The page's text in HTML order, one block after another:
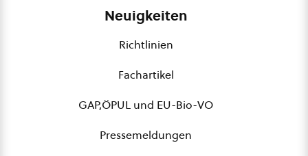
Neuigkeiten
Richtlinien
Fachartikel
GAP,ÖPUL und EU-Bio-VO
Pressemeldungen